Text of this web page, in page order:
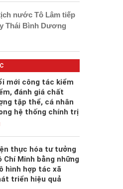
nước Tô Lâm tiếp
Thái Bình Dương
mới công tác kiểm
đánh giá chất
tập thể, cá nhân
hệ thống chính trị
thực hóa tư tưởng
Chí Minh bằng những
hình hợp tác xã
triển hiệu quả